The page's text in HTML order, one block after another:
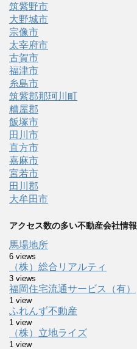
筑紫野市
大野城市
宗像市
太宰府市
古賀市
福津市
糸島市
筑紫郡那珂川町
糟屋郡
飯塚市
田川市
直方市
嘉麻市
宮若市
田川郡
大牟田市
アクセス数の多い不動産会社情報
馬場地所
6 views
（株）総合リアルティ
3 views
福岡住宅流通サービス（有）
1 view
ふれんず不動産
1 view
（株）立地ライズ
1 view